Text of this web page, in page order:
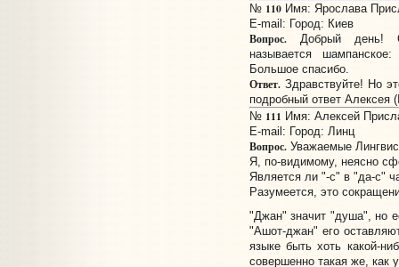
№ 110Имя: Ярослава
E-mail: Город: Киев
Вопрос.Добрый день!
называется
Большое спасибо.
Ответ.Здравствуйте! Но
подробный ответ Алексея
№ 111 Имя: Алексей
E-mail: Город: Линц
Вопрос.Уважаемые
Я, по-видимому, неясно
Является ли "-с" в "да-с"
Разумеется, это
"Джан" значит "душа", но
"Ашот-джан" его
языке быть хоть какой-
совершенно такая же, как